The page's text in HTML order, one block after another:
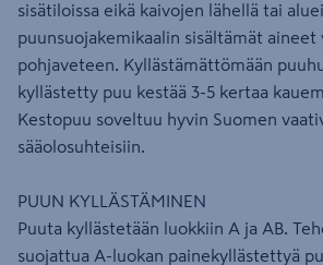
sisätiloissa eikä kaivojen lähellä tai
puunsuojakemikaalin sisältämät aineet
pohjaveteen. Kyllästämättömään
kyllästetty puu kestää 3-5 kertaa
Kestopuu soveltuu hyvin Suomen
sääolosuhteisiin.
PUUN KYLLÄSTÄMINEN
Puuta kyllästetään luokkiin A ja AB.
suojattua A-luokan painekyllästettyä